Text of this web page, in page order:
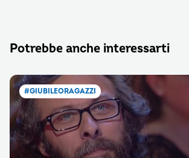
Potrebbe anche interessarti
#GIUBILEORAGAZZI